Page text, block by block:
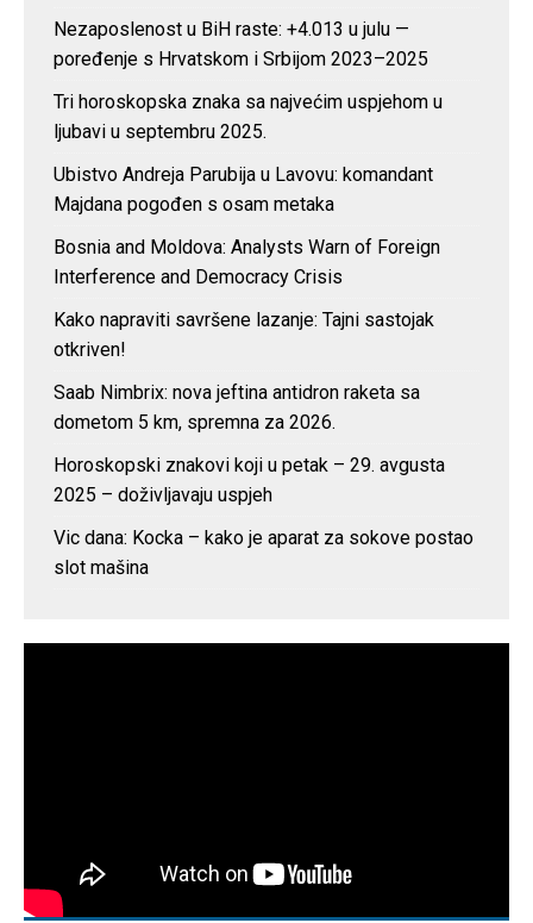
Nezaposlenost u BiH raste: +4.013 u julu —
poređenje s Hrvatskom i Srbijom 2023–2025
Tri horoskopska znaka sa najvećim uspjehom u
ljubavi u septembru 2025.
Ubistvo Andreja Parubija u Lavovu: komandant
Majdana pogođen s osam metaka
Bosnia and Moldova: Analysts Warn of Foreign
Interference and Democracy Crisis
Kako napraviti savršene lazanje: Tajni sastojak
otkriven!
Saab Nimbrix: nova jeftina antidron raketa sa
dometom 5 km, spremna za 2026.
Horoskopski znakovi koji u petak – 29. avgusta
2025 – doživljavaju uspjeh
Vic dana: Kocka – kako je aparat za sokove postao
slot mašina